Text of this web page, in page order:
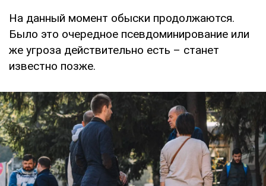
На данный момент обыски продолжаются.
Было это очередное псевдоминирование или
же угроза действительно есть – станет
известно позже.